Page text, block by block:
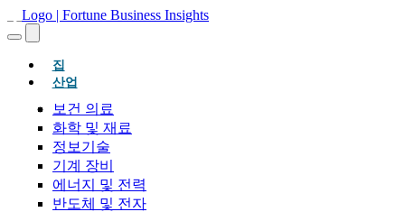
집(현재의)
산업
보건 의료
화학 및 재료
정보기술
기계 장비
에너지 및 전력
반도체 및 전자